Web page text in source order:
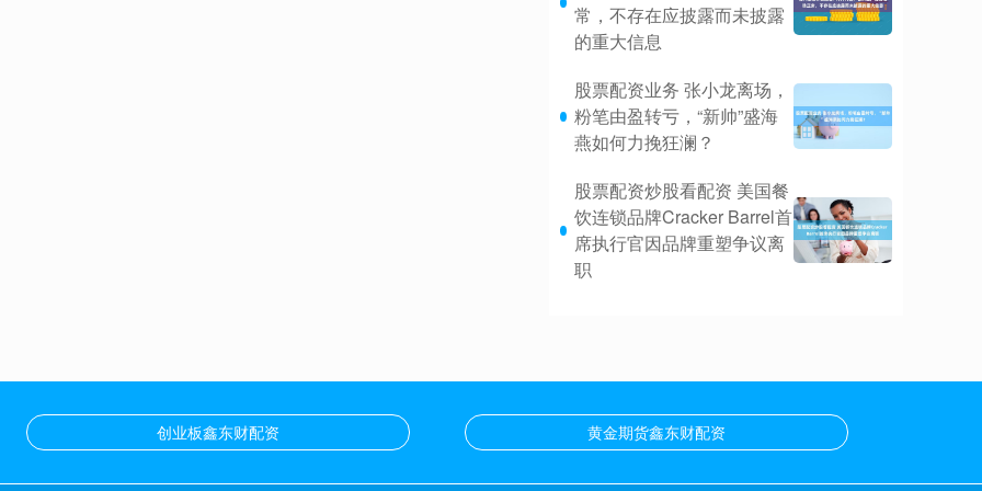
常，不存在应披露而未披露
的重大信息
股票配资业务 张小龙离场，
粉笔由盈转亏，“新帅”盛海
燕如何力挽狂澜？
股票配资炒股看配资 美国餐
饮连锁品牌Cracker Barrel首
席执行官因品牌重塑争议离
职
创业板鑫东财配资 黄金期货鑫东财配资